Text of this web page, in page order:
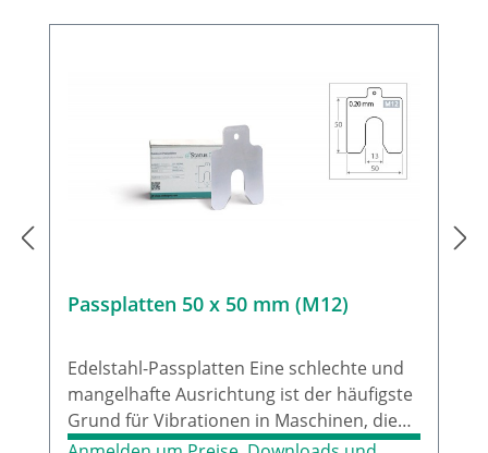
Passplatten 50 x 50 mm (M12)
Edelstahl-Passplatten Eine schlechte und
mangelhafte Ausrichtung ist der häufigste
Grund für Vibrationen in Maschinen, die
einen immensen Energieverlust und